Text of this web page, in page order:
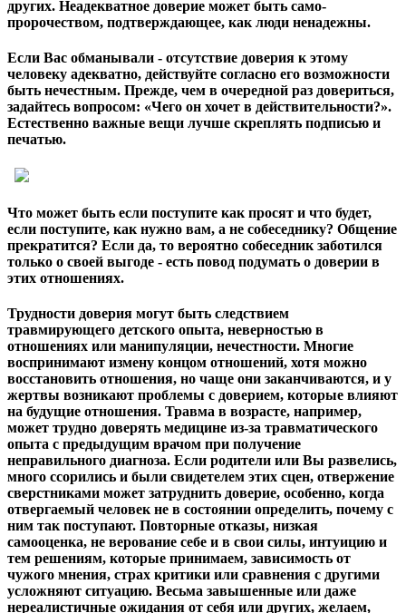
других. Неадекватное доверие может быть само-
пророчеством, подтверждающее, как люди ненадежны.
Если Вас обманывали - отсутствие доверия к этому
человеку адекватно, действуйте согласно его возможности
быть нечестным. Прежде, чем в очередной раз довериться,
задайтесь вопросом: «Чего он хочет в действительности?».
Естественно важные вещи лучше скреплять подписью и
печатью.
Что может быть если поступите как просят и что будет,
если поступите, как нужно вам, а не собеседнику? Общение
прекратится? Если да, то вероятно собеседник заботился
только о своей выгоде - есть повод подумать о доверии в
этих отношениях.
Трудности доверия могут быть следствием
травмирующего детского опыта, неверностью в
отношениях или манипуляции, нечестности. Многие
воспринимают измену концом отношений, хотя можно
восстановить отношения, но чаще они заканчиваются, и у
жертвы возникают проблемы с доверием, которые влияют
на будущие отношения. Травма в возрасте, например,
может трудно доверять медицине из-за травматического
опыта с предыдущим врачом при получение
неправильного диагноза. Если родители или Вы развелись,
много ссорились и были свидетелем этих сцен, отвержение
сверстниками может затруднить доверие, особенно, когда
отвергаемый человек не в состоянии определить, почему с
ним так поступают. Повторные отказы, низкая
самооценка, не верование себе и в свои силы, интуицию и
тем решениям, которые принимаем, зависимость от
чужого мнения, страх критики или сравнения с другими
усложняют ситуацию. Весьма завышенные или даже
нереалистичные ожидания от себя или других, желаем,